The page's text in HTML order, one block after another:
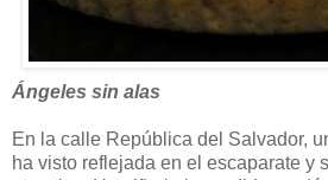
Ángeles sin alas
En la calle República del Salvador,
ha visto reflejada en el escaparate y